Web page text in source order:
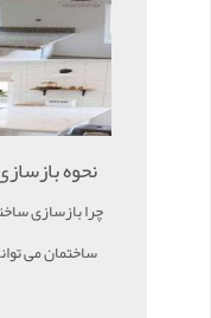
نحوه
چرا بازسازی
ساختمان می